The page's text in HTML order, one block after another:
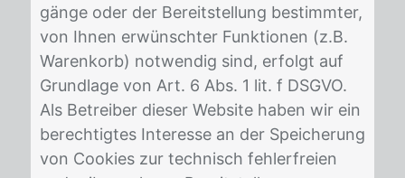
gän­ge oder der Be­reit­stel­lung be­stimm­ter,
von Ih­nen er­wünsch­ter Funk­tio­nen (z.B.
Wa­ren­korb) not­wen­dig sind, er­folgt auf
Grund­la­ge von Art. 6 Abs. 1 lit. f DS­GVO.
Als Be­trei­ber die­ser Web­site ha­ben wir ein
be­rech­tig­tes In­ter­es­se an der Spei­che­rung
von Coo­kies zur tech­nisch feh­ler­frei­en